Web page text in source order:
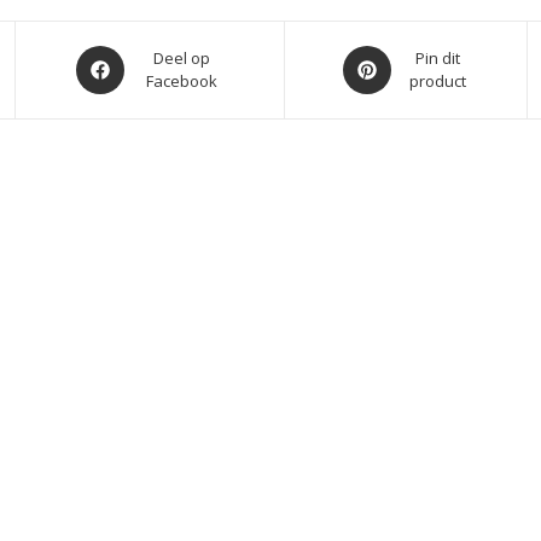
Opent
in
Deel op
Facebook
Opent
in
Pin dit
product